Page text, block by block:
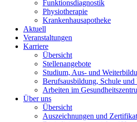
Funktionsdiagnostik
Physiotherapie
Krankenhausapotheke
Aktuell
Veranstaltungen
Karriere
Übersicht
Stellenangebote
Studium, Aus- und
Berufsausbildung, Schule
Arbeiten im
Über uns
Übersicht
Auszeichnungen und